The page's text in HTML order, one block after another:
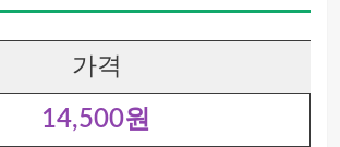
가격
14,500원